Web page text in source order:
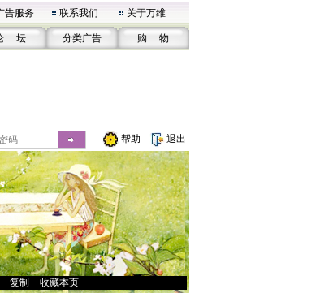
告服务 联系我们 关于万维
坛 分类广告 购 物
帮助 退出
复制 收藏本页